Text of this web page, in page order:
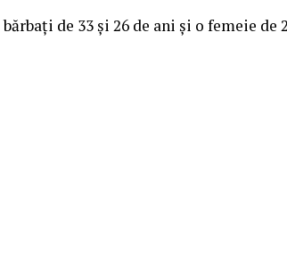
de 33 și 26 de ani și o femeie de